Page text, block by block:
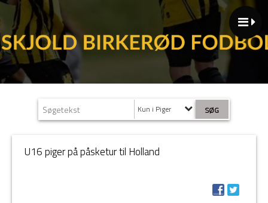
Kun i Piger
U16 piger på påsketur til Holland